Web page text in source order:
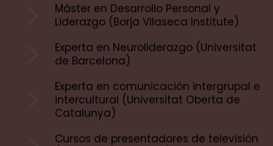
Máster en Desarrollo Personal y
Liderazgo (Borja Vilaseca Institute)
Experta en Neuroliderazgo (Universitat
de Barcelona)
Experta en comunicación intergrupal e
intercultural (Universitat Oberta de
Catalunya)
Cursos de presentadores de televisión